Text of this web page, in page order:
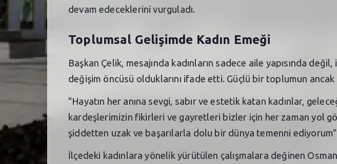
devam edeceklerini vurguladı.
Toplumsal Gelişimde Kadın Emeği
Başkan Çelik, mesajında kadınların sadece aile yapısında
değişim öncüsü olduklarını ifade etti. Güçlü bir toplumun
"Hayatın her anına sevgi, sabır ve estetik katan kadınlar,
kardeşlerimizin fikirleri ve gayretleri bizler için her zaman yol
şiddetten uzak ve başarılarla dolu bir dünya temenni
İlçedeki kadınlara yönelik yürütülen çalışmalara değinen